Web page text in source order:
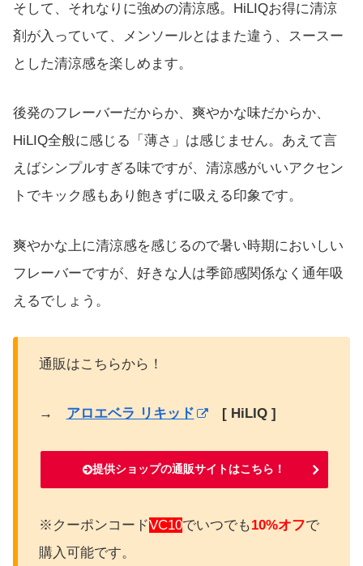
そして、それなりに強めの清涼感。HiLIQお得に清涼
剤が入っていて、メンソールとはまた違う、スースー
とした清涼感を楽しめます。
後発のフレーバーだからか、爽やかな味だからか、
HiLIQ全般に感じる「薄さ」は感じません。あえて言
えばシンプルすぎる味ですが、清涼感がいいアクセン
トでキック感もあり飽きずに吸える印象です。
爽やかな上に清涼感を感じるので暑い時期においしい
フレーバーですが、好きな人は季節感関係なく通年吸
えるでしょう。
通販はこちらから！
→ アロエベラ リキッド [ HiLIQ ]
提供ショップの通販サイトはこちら！
※クーポンコードVC10でいつでも10%オフで
購入可能です。